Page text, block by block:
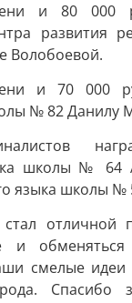
и 80 000
развития
Волобоевой.
и 70 000
№ 82 Данилу
школы № 64
языка школы №
стал отличной
и
смелые идеи
Спасибо